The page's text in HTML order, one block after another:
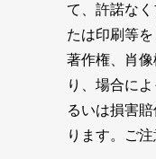
て、許諾な
たは印刷等
著作権、肖
り、場合に
るいは損害
ります。ご注